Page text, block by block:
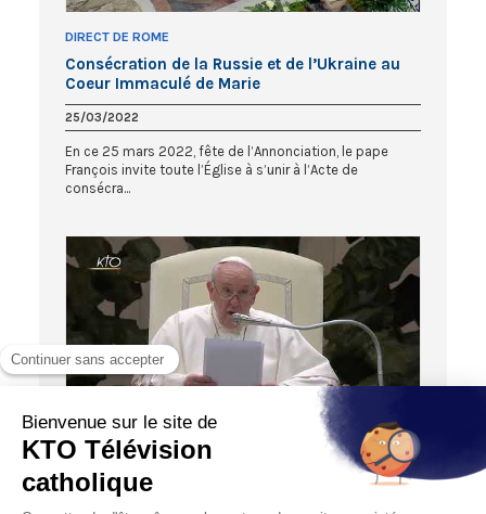
DIRECT DE ROME
Consécration de la Russie et de l’Ukraine au
Coeur Immaculé de Marie
25/03/2022
En ce 25 mars 2022, fête de l’Annonciation, le pape
François invite toute l’Église à s’unir à l’Acte de
consécra...
ACTUALITÉS
#Ukraine : « Que la Reine de la paix préserve
le monde de la folie de la guerre ! »